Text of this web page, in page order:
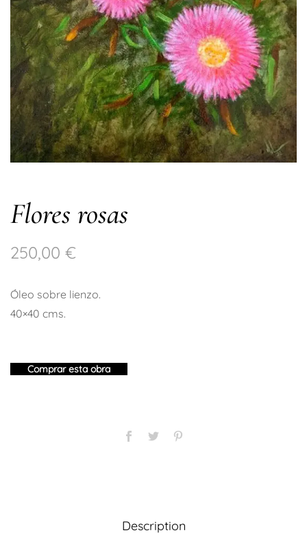
Flores rosas
250,00 €
Óleo sobre lienzo.
40×40 cms.
Comprar esta obra
Description